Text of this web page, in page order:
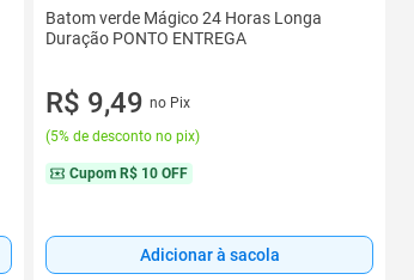
Batom verde Mágico 24 Horas Longa
Duração PONTO ENTREGA
R$ 9,49 no Pix
(5% de desconto no pix)
Cupom R$ 10 OFF
Adicionar à sacola